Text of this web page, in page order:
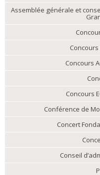
Assemblée générale et
Concours
Concours
Conférence de
Concert
Conseil